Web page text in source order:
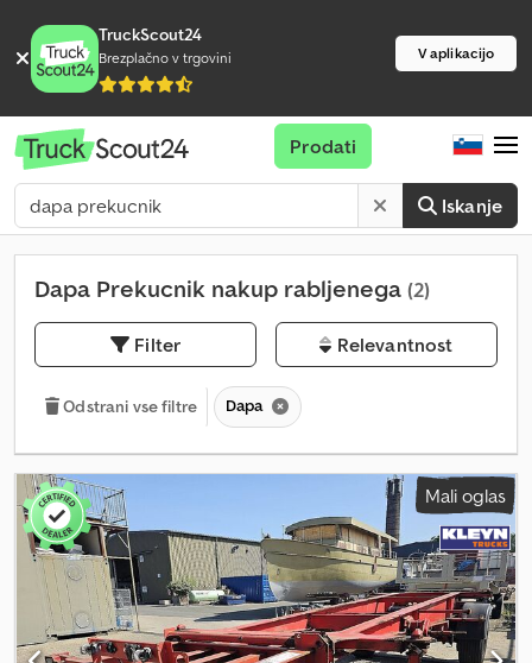
TruckScout24
Brezplačno v trgovini V aplikacijo
Iskanje
Prodati
Dapa Prekucnik nakup rabljenega (2)
Filter Relevantnost
Odstrani vse filtre Dapa
Mali oglas